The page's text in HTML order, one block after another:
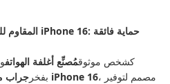
كشخص موثوقمُصنِّع أغلفة الهواتفو
Soonleader بفخر جراب مقاوم للصدمات لجهاز iPhone 16، مصمم لتوفير